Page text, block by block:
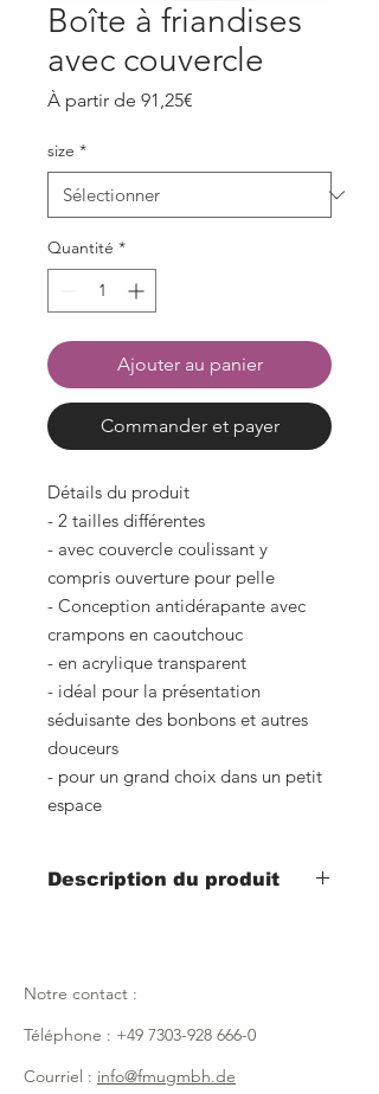
Boîte à friandises
avec couvercle
À partir de 91,25€
size *
Quantité *
Ajouter au panier
Commander et payer
Détails du produit
- 2 tailles différentes
- avec couvercle coulissant y
compris ouverture pour pelle
- Conception antidérapante avec
crampons en caoutchouc
- en acrylique transparent
- idéal pour la présentation
séduisante des bonbons et autres
douceurs
- pour un grand choix dans un petit
espace
Description du produit
Numéro d'article : 9408013
Largeur 200 mm x profondeur 400
mm x hauteur 200 mm
Notre contact :
Téléphone : +49 7303-928 666-0
Courriel : info@fmugmbh.de